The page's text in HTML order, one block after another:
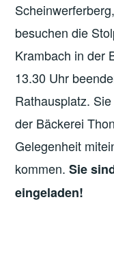
besuchen die
Krambach in der
13.30 Uhr
Rathausplatz.
der Bäckerei
Gelegenheit
kommen.Sie
eingeladen!